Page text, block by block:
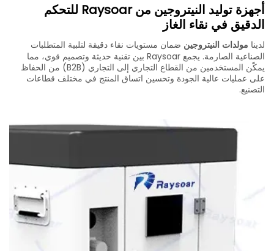
أجهزة توليد النيتروجين من Raysoar للتحكم
الدقيق في نقاء الغاز
لدينا مولدات النيتروجين ضمان مستويات نقاء دقيقة لتلبية المتطلبات
الصناعية الصارمة. يجمع Raysoar بين تقنية حديثة وتصميم قوي، مما
يمكّن المستخدمين من القطاع التجاري إلى التجاري (B2B) من الحفاظ
على عمليات عالية الجودة وتحسين اتساق المنتج في مختلف قطاعات
التصنيع.